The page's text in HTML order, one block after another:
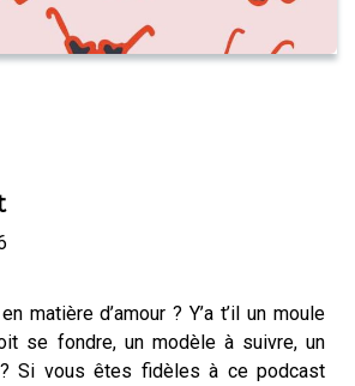
matière d’amour ? Y’a t’il un moule
se fondre, un modèle à suivre, un
Si vous êtes fidèles à ce podcast